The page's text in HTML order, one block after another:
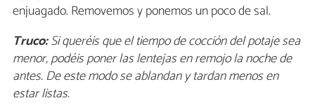
enjuagado. Removemos y ponemos un poco de sal.
Truco:Si queréis que el tiempo de cocción del potaje sea
menor, podéis poner las lentejas en remojo la noche de
antes. De este modo se ablandan y tardan menos en
estar listas.